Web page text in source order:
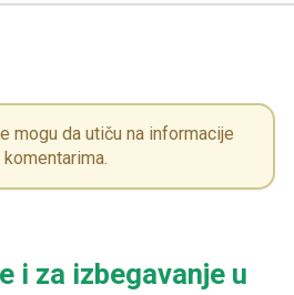
mogu da utiču na informacije
i za izbegavanje u